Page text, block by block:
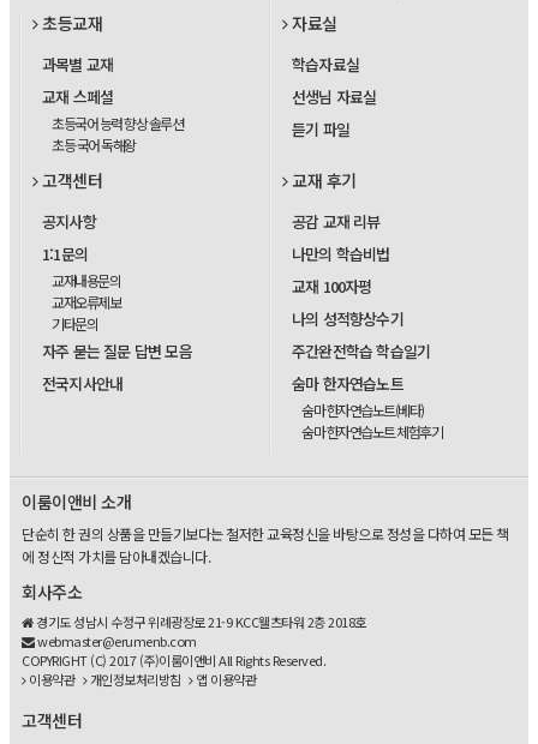
초등교재
과목별 교재
교재 스페셜
초등국어 능력 향상 솔루션
초등 국어 독해왕
자료실
학습자료실
선생님 자료실
듣기 파일
고객센터
공지사항
1:1문의
교재내용문의
교재오류제보
기타문의
자주 묻는 질문 답변 모음
전국지사안내
교재 후기
공감 교재 리뷰
나만의 학습비법
교재 100자평
나의 성적향상수기
주간완전학습 학습일기
숨마 한자연습노트
숨마 한자연습노트(베타)
숨마 한자연습노트 체험후기
이룸이앤비 소개
단순히 한 권의 상품을 만들기보다는 철저한 교육정신을 바탕으로 정성을 다하여 모든 책
에 정신적 가치를 담아내겠습니다.
회사주소
경기도 성남시 수정구 위례광장로 21-9 KCC웰츠타워 2층 2018호
webmaster@erumenb.com
COPYRIGHT (C) 2017 (주)이룸이앤비 All Rights Reserved.
이용약관
개인정보처리방침 앱 이용약관
고객센터